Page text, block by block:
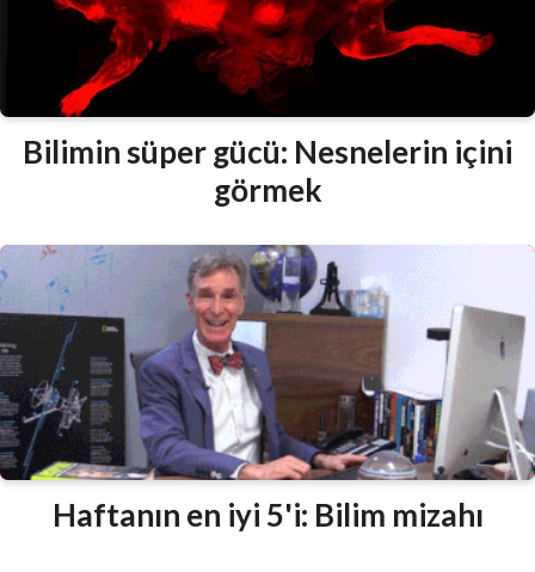
Bilimin süper gücü: Nesnelerin içini
görmek
Haftanın en iyi 5'i: Bilim mizahı